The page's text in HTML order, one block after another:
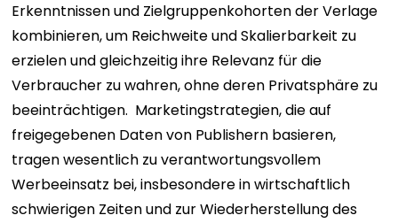
Erkenntnissen und Zielgruppenkohorten der Verlage
kombinieren, um Reichweite und Skalierbarkeit zu
erzielen und gleichzeitig ihre Relevanz für die
Verbraucher zu wahren, ohne deren Privatsphäre zu
beeinträchtigen. Marketingstrategien, die auf
freigegebenen Daten von Publishern basieren,
tragen wesentlich zu verantwortungsvollem
Werbeeinsatz bei, insbesondere in wirtschaftlich
schwierigen Zeiten und zur Wiederherstellung des